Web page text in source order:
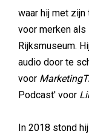
waar hij met
voor merken als
Rijksmuseum.
audio door te
voor
Podcast' voor
In 2018 stond